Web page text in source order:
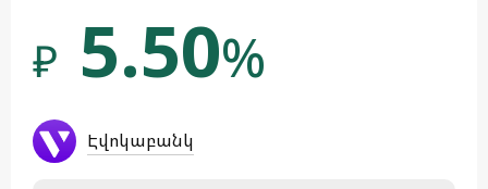
₽ 5.50%
Էվոկաբանկ